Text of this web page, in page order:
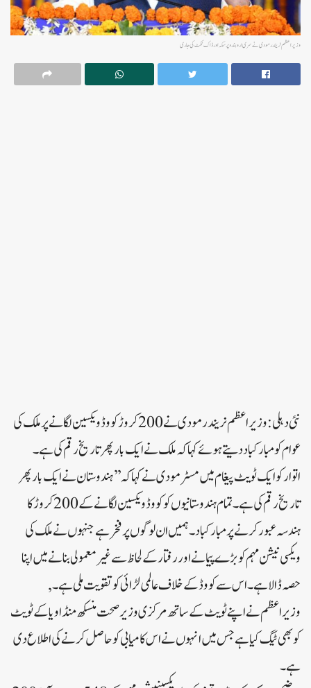
وزیر اعظم نریندر مودی نے سری اروبندو پر سکہ اور ڈاک ٹکٹ کی جاری
نئی دہلی: وزیر اعظم نریندر مودی نے 200 کروڑ کووڈ ویکسین لگانے پر ملک کی
عوام کو مبارکباد دیتے ہوئے کہا کہ ملک نے ایک بار پھر تاریخ رقم کی ہے۔
اتوار کو ایک ٹویٹ پیغام میں مسٹر مودی نے کہاکہ ’’ہندوستان نے ایک بار پھر
تاریخ رقم کی ہے۔ تمام ہندوستانیوں کو کووڈ ویکسین لگانے کے 200 کروڑ کا
ہندسہ عبور کرنے پر مبارکباد۔ ہمیں ان لوگوں پر فخر ہے جنہوں نے ملک کی
ویکسی نیشن مہم کو بڑے پیمانے اور رفتار کے لحاظ سے غیر معمولی بنانے میں اپنا
حصہ ڈالا ہے۔ اس سے کووڈ کے خلاف عالمی لڑائی کو تقویت ملی ہے۔ ,
وزیر اعظم نے اپنے ٹویٹ کے ساتھ مرکزی وزیر صحت منسکھ منڈاویا کے ٹویٹ
کو بھی ٹیگ کیا ہے جس میں انہوں نے اس کامیابی کو حاصل کرنے کی اطلاع دی
ہے۔